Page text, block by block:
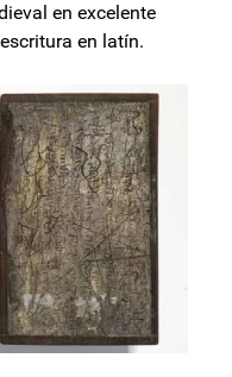
en excelente
en latín.